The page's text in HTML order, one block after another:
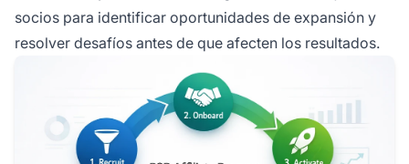
socios para identificar oportunidades de expansión y
resolver desafíos antes de que afecten los resultados.